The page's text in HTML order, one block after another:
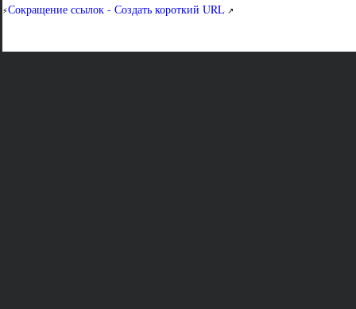
⚡Сокращение ссылок - Создать короткий URL↗